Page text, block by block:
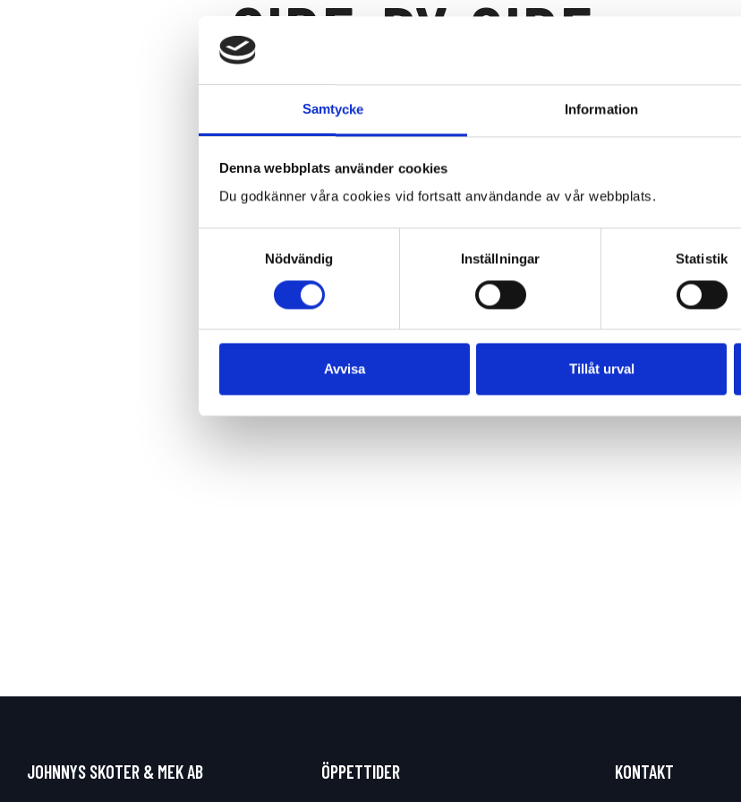
Samtycke Information
Denna webbplats använder cookies
Du godkänner våra cookies vid fortsatt användande av vår webbplats.
Nödvändig
Inställningar Statistik
Avvisa Tillåt urval
SIDE-BY-SIDE
Maverick R Maverick
Maverick Trail Maverick Sport
Traxter HD11 Traxter
JOHNNYS SKOTER & MEK AB ÖPPETTIDER KONTAKT